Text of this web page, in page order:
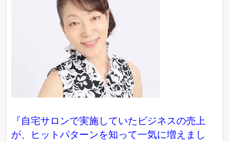
『自宅サロンで実施していたビジネスの売上
が、ヒットパターンを知って一気に増えまし